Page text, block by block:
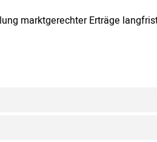
marktgerechter Erträge